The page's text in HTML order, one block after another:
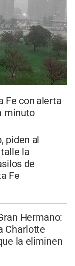
Fe con alerta
minuto
piden al
la
de
Fe
Hermano:
Charlotte
la eliminen